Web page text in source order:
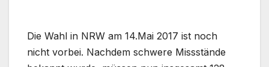
Die Wahl in NRW am 14.Mai 2017 ist noch
nicht vorbei. Nachdem schwere Missstände